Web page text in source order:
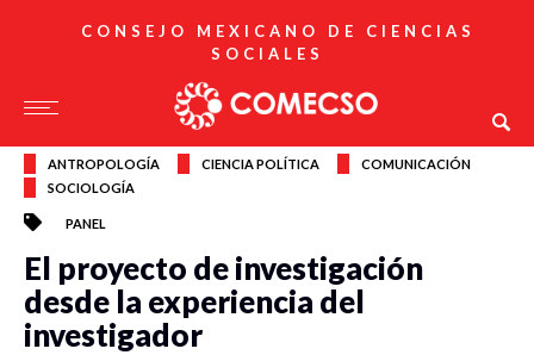
CONSEJO MEXICANO DE CIENCIAS
SOCIALES
ANTROPOLOGÍA CIENCIA POLÍTICA
COMUNICACIÓN
SOCIOLOGÍA
PANEL
El proyecto de investigación
desde la experiencia del
investigador